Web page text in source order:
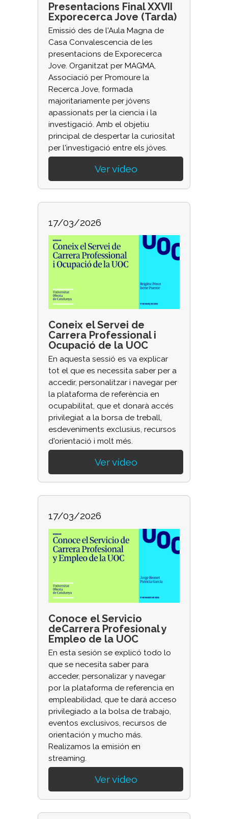
Presentacions Final XXVII
Exporecerca Jove (Tarda)
Emissió des de l'Aula Magna de
Casa Convalescencia de les
presentacions de Exporecerca
Jove. Organitzat per MAGMA,
Associació per Promoure la
Recerca Jove, formada
majoritariamente per jóvens
apassionats per la ciencia i la
investigació. Amb el objetiu
principal de despertar la curiositat
per l'investigació entre els jóves.
Ver vídeo
17/03/2026
Coneix el Servei de
Carrera Professional i
Ocupació de la UOC
En aquesta sessió es va explicar
tot el que es necessita saber per a
accedir, personalitzar i navegar per
la plataforma de referència en
ocupabilitat, que et donarà accés
privilegiat a la borsa de treball,
esdeveniments exclusius, recursos
d'orientació i molt més.
Ver vídeo
17/03/2026
Conoce el Servicio
deCarrera Profesional y
Empleo de la UOC
En esta sesión se explicó todo lo
que se necesita saber para
acceder, personalizar y navegar
por la plataforma de referencia en
empleabilidad, que te dará acceso
privilegiado a la bolsa de trabajo,
eventos exclusivos, recursos de
orientación y mucho más.
Realizamos la emisión en
streaming.
Ver vídeo